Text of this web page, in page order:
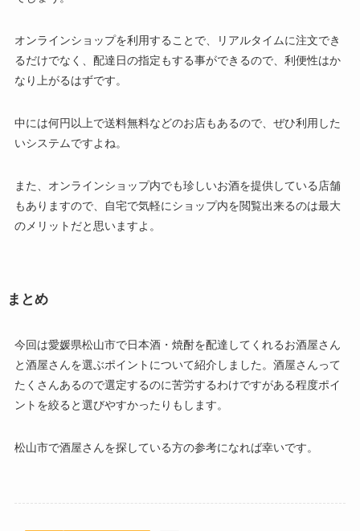
オンラインショップを利用することで、リアルタイムに注文でき
るだけでなく、配達日の指定もする事ができるので、利便性はか
なり上がるはずです。
中には何円以上で送料無料などのお店もあるので、ぜひ利用した
いシステムですよね。
また、オンラインショップ内でも珍しいお酒を提供している店舗
もありますので、自宅で気軽にショップ内を閲覧出来るのは最大
のメリットだと思いますよ。
まとめ
今回は愛媛県松山市で日本酒・焼酎を配達してくれるお酒屋さん
と酒屋さんを選ぶポイントについて紹介しました。酒屋さんって
たくさんあるので選定するのに苦労するわけですがある程度ポイ
ントを絞ると選びやすかったりもします。
松山市で酒屋さんを探している方の参考になれば幸いです。